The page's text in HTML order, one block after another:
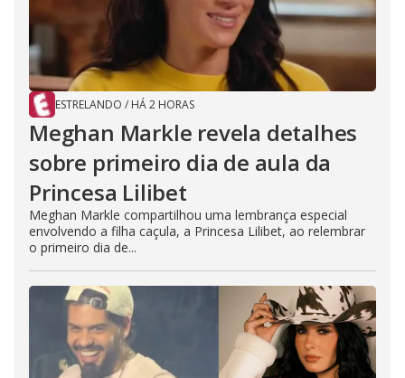
ESTRELANDO / HÁ 2 HORAS
Meghan Markle revela detalhes
sobre primeiro dia de aula da
Princesa Lilibet
Meghan Markle compartilhou uma lembrança especial
envolvendo a filha caçula, a Princesa Lilibet, ao relembrar
o primeiro dia de...